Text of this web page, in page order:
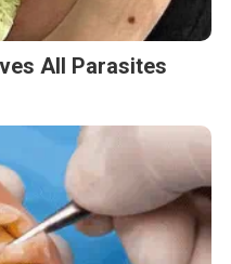
All Parasites